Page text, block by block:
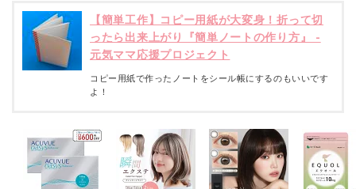
【簡単工作】コピー用紙が大変身！折って切
ったら出来上がり『簡単ノートの作り方』 -
元気ママ応援プロジェクト
コピー用紙で作ったノートをシール帳にするのもいいです
よ！